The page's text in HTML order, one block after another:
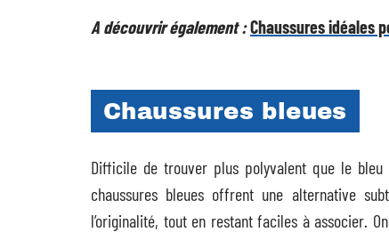
A découvrir également :Chaussures idéales
Chaussures bleues
Difficile de trouver plus polyvalent que le bleu
chaussures bleues offrent une alternative
l’originalité, tout en restant faciles à associer.